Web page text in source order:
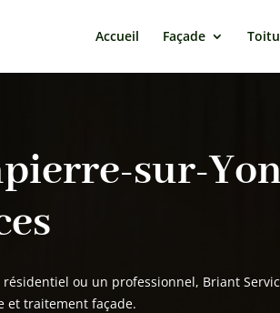
Accueil Façade
sur-
ou un professionnel, Briant
et traitement façade.